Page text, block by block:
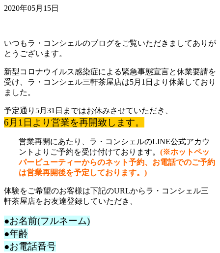
2020年05月15日
いつもラ・コンシェルのブログをご覧いただきましてありが
とうございます。
新型コロナウイルス感染症による緊急事態宣言と休業要請を
受け、ラ・コンシェル三軒茶屋店は5月1日より休業しており
ました。
予定通り5月31日まではお休みさせていただき、
6月1日より営業を再開致します。
営業再開にあたり、ラ・コンシェルのLINE公式アカウ
ントよりご予約を受け付けております。 (※ホットペッ
パービューティーからのネット予約、お電話でのご予約
は営業再開後を予定しております。)
体験をご希望のお客様は下記のURLからラ・コンシェル三
軒茶屋店をお友達登録していただき、
●お名前(フルネーム)
●年齢
●お電話番号